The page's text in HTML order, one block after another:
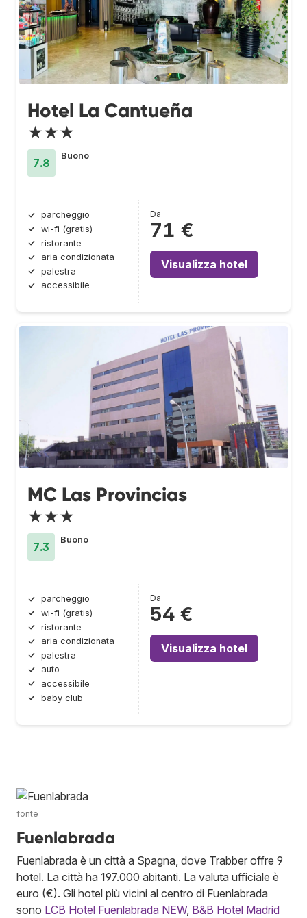
Hotel La Cantueña
★★★
7.8
Buono
parcheggio
wi-fi (gratis)
ristorante
aria condizionata
palestra
accessibile
Da
71 €
Visualizza hotel
MC Las Provincias
★★★
7.3
Buono
parcheggio
wi-fi (gratis)
ristorante
aria condizionata
palestra
auto
accessibile
baby club
Da
54 €
Visualizza hotel
fonte
Fuenlabrada
Fuenlabrada è un città a Spagna, dove Trabber offre 9
hotel. La città ha 197.000 abitanti. La valuta ufficiale è
euro (€). Gli hotel più vicini al centro di Fuenlabrada
sono LCB Hotel Fuenlabrada NEW, B&B Hotel Madrid